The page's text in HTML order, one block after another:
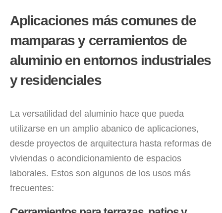
Aplicaciones más comunes de
mamparas y cerramientos de
aluminio en entornos industriales
y residenciales
La versatilidad del aluminio hace que pueda
utilizarse en un amplio abanico de aplicaciones,
desde proyectos de arquitectura hasta reformas de
viviendas o acondicionamiento de espacios
laborales. Estos son algunos de los usos más
frecuentes: